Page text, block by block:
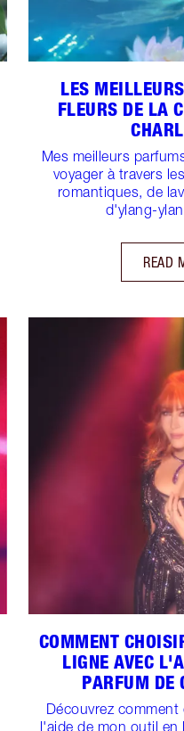
LES
FLEURS DE LA
Mes meilleurs
voyager à travers
romantiques, de
d'ylang-
READ
COMMENT
LIGNE AVEC
PARFUM DE
Découvrez
l'aide de mon outil en